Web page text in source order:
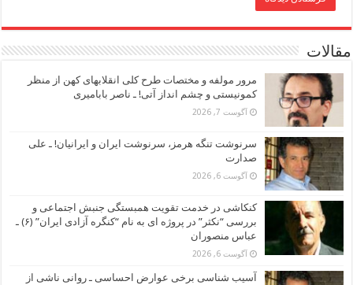
مقالات
مرور مولفه و مختصات طرح کلی انقلابهای کهن از منظر
کمونیستی و چشم انداز آتی! ـ ناصر بابامیری
آگوست 7, 2026
سرنوشت تنگه هرمز، سرنوشت ایران و ایرانیان! ـ علی
صدارت
آگوست 6, 2026
کنکاشی در خدمت تقویت همبستگی جنبش اجتماعی و
بررسی “نکثر” در پروژه ای به نام “کنگره آزادی ایران” (۶) ـ
عباس منصوران
آگوست 6, 2026
آسیب شناسی برخی عوارض احساسی ـ روانی ناشی از